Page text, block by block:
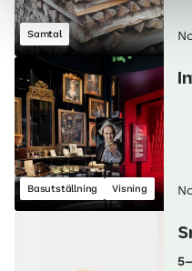
Samtal
Basutställning Visning